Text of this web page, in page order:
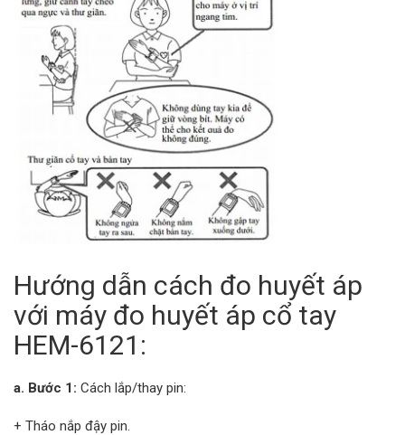
Hướng dẫn cách đo huyết áp
với máy đo huyết áp cổ tay
HEM-6121:
a. Bước 1: Cách lắp/thay pin:
+ Tháo nắp đậy pin.